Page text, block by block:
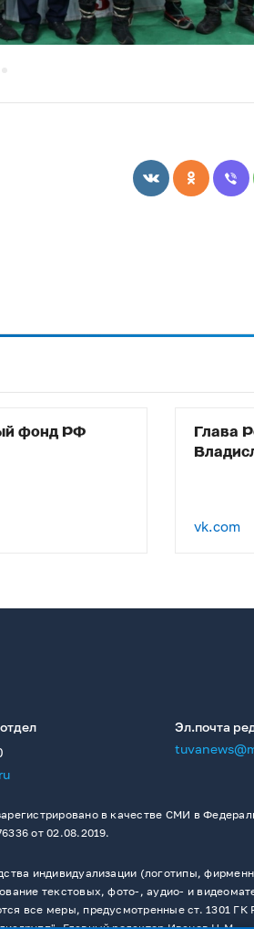
фонд РФ
Глава
vk.com
Эл.почта
в качестве СМИ в
от 02.08.2019.
индивидуализации (логотипы,
текстовых, фото-, аудио- и
все меры, предусмотренные ст. 1301